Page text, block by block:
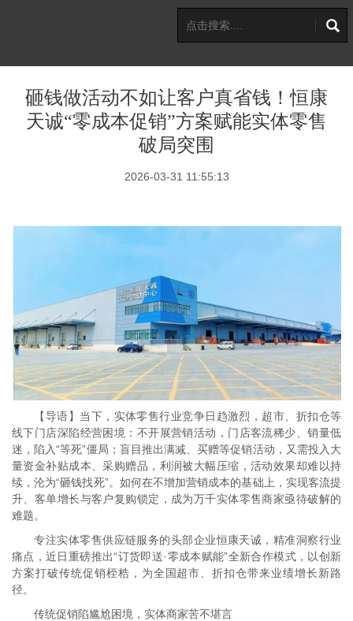
砸钱做活动不如让客户真省钱！恒康
天诚“零成本促销”方案赋能实体零售
破局突围
2026-03-31 11:55:13
【导语】当下，实体零售行业竞争日趋激烈，超市、折扣仓等
线下门店深陷经营困境：不开展营销活动，门店客流稀少、销量低
迷，陷入“等死”僵局；盲目推出满减、买赠等促销活动，又需投入大
量资金补贴成本、采购赠品，利润被大幅压缩，活动效果却难以持
续，沦为“砸钱找死”。如何在不增加营销成本的基础上，实现客流提
升、客单增长与客户复购锁定，成为万千实体零售商家亟待破解的
难题。
专注实体零售供应链服务的头部企业恒康天诚，精准洞察行业
痛点，近日重磅推出“订货即送·零成本赋能”全新合作模式，以创新
方案打破传统促销桎梏，为全国超市、折扣仓带来业绩增长新路
径。
传统促销陷尴尬困境，实体商家苦不堪言